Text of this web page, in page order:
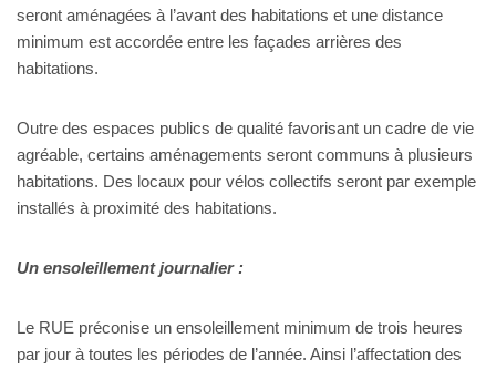
seront aménagées à l’avant des habitations et une distance
minimum est accordée entre les façades arrières des
habitations.
Outre des espaces publics de qualité favorisant un cadre de vie
agréable, certains aménagements seront communs à plusieurs
habitations. Des locaux pour vélos collectifs seront par exemple
installés à proximité des habitations.
Un ensoleillement journalier :
Le RUE préconise un ensoleillement minimum de trois heures
par jour à toutes les périodes de l’année. Ainsi l’affectation des